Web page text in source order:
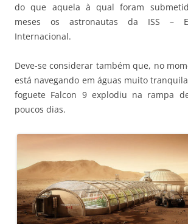
do que aquela à qual foram
meses os astronautas da ISS –
Internacional.
Deve-se considerar também que, no
está navegando em águas muito
foguete Falcon 9 explodiu na rampa
poucos dias.